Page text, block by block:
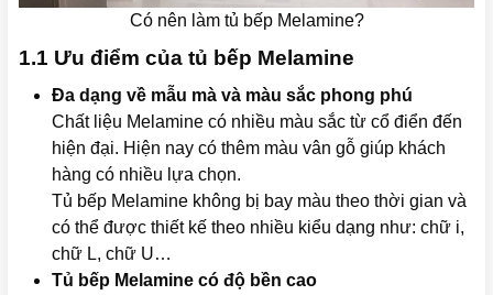
Có nên làm tủ bếp Melamine?
1.1 Ưu điểm của tủ bếp Melamine
Đa dạng về mẫu mà và màu sắc phong phú
Chất liệu Melamine có nhiều màu sắc từ cổ điển đến
hiện đại. Hiện nay có thêm màu vân gỗ giúp khách
hàng có nhiều lựa chọn.
Tủ bếp Melamine không bị bay màu theo thời gian và
có thể được thiết kế theo nhiều kiểu dạng như: chữ i,
chữ L, chữ U…
Tủ bếp Melamine có độ bền cao